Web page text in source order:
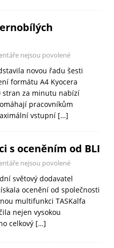
nejsou povolené
novou řadu šesti
formátu A4 Kyocera
stran za minutu nabízí
pracovníkům
vstupní […]
s oceněním od BLI
nejsou povolené
světový dodavatel
ocenění od společnosti
multifunkci TASKalfa
nejen vysokou
celkový […]